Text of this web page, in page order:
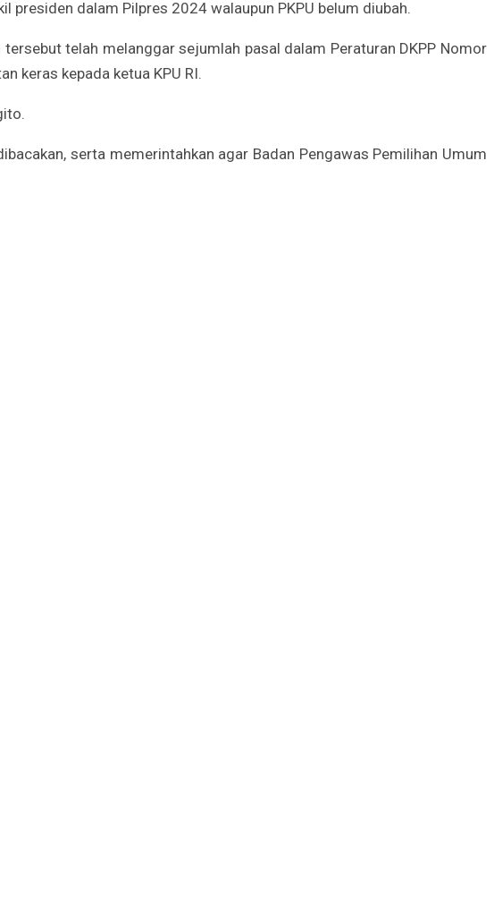
presiden dalam Pilpres 2024 walaupun PKPU belum diubah.
telah melanggar sejumlah pasal dalam Peraturan DKPP Nomor
keras kepada ketua KPU RI.
serta memerintahkan agar Badan Pengawas Pemilihan Umum